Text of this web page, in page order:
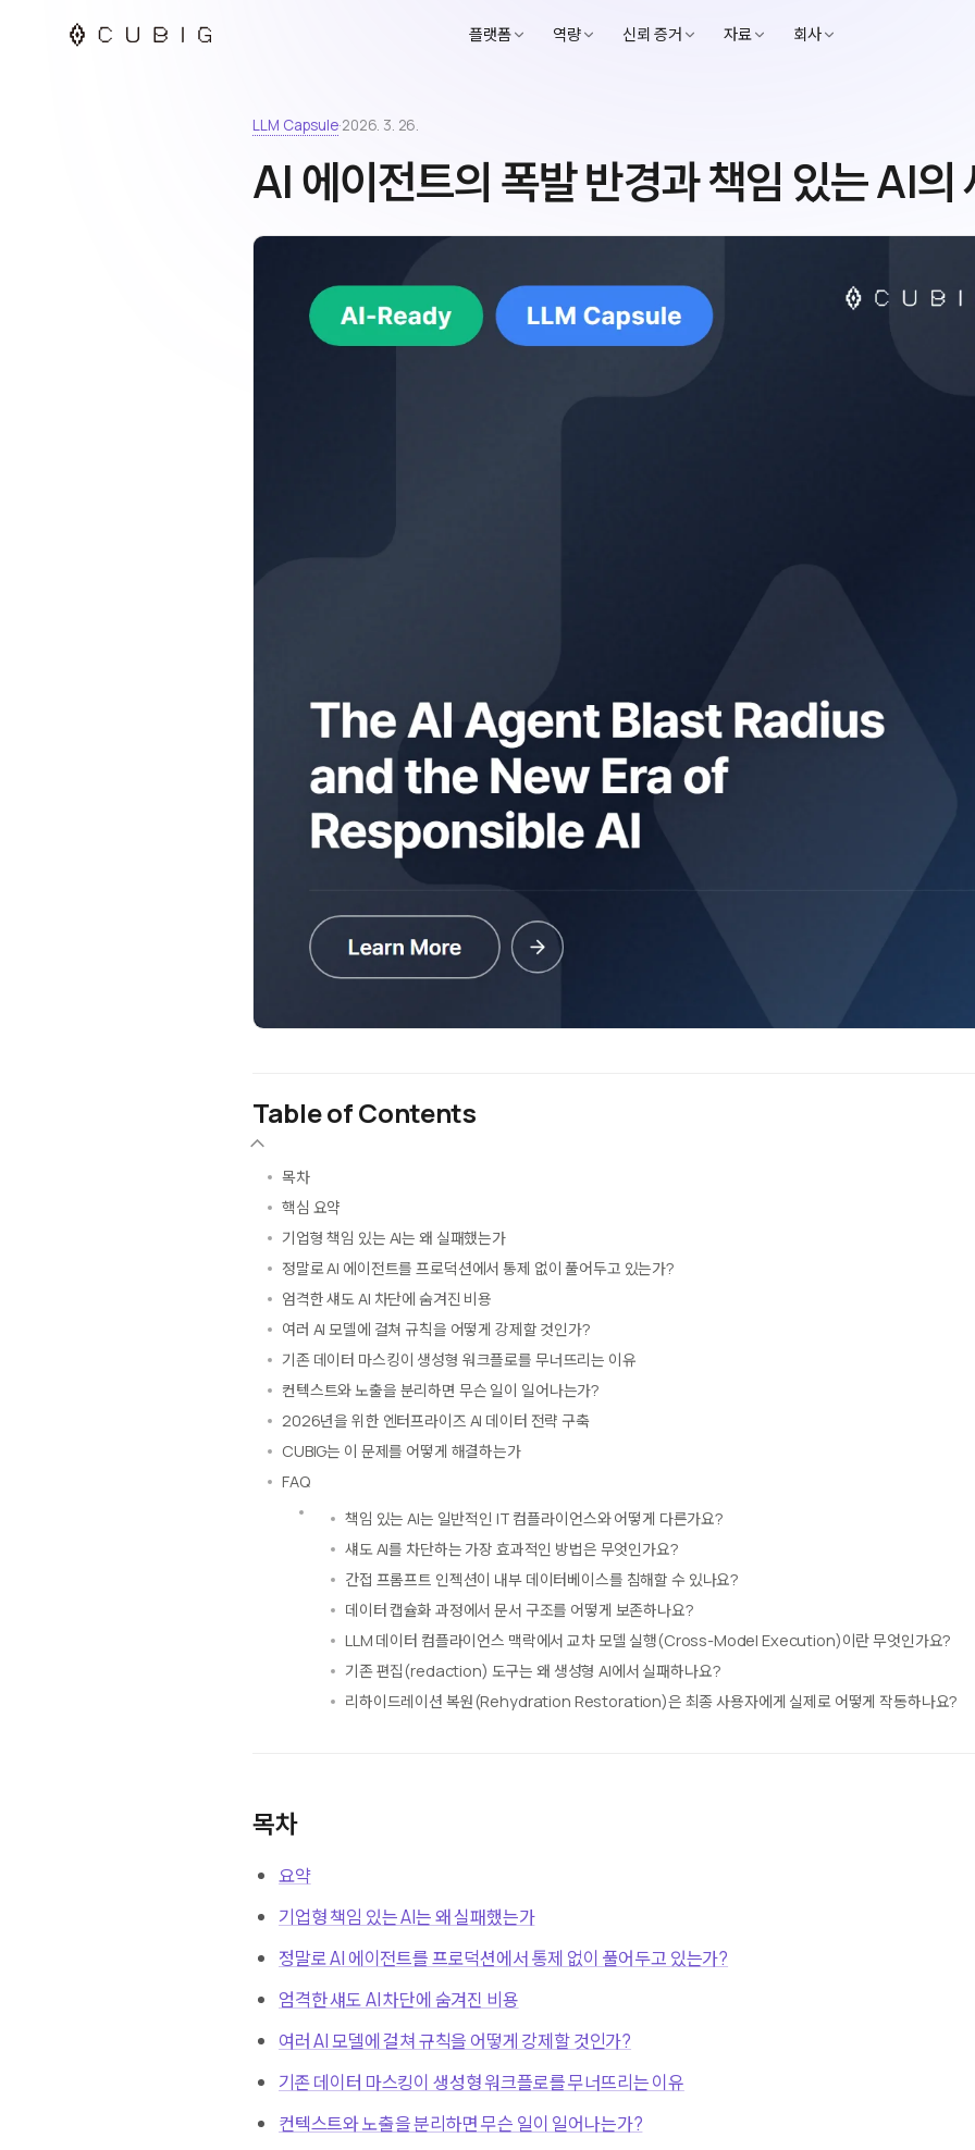
플랫폼 역량 신뢰 증거 자료 회사
LLM Capsule·2026. 3. 26.
AI 에이전트의 폭발 반경과 책임 있는 AI의
Table of Contents
목차
핵심 요약
기업형 책임 있는 AI는 왜 실패했는가
정말로 AI 에이전트를 프로덕션에서 통제 없이 풀어두고 있는가?
엄격한 섀도 AI 차단에 숨겨진 비용
여러 AI 모델에 걸쳐 규칙을 어떻게 강제할 것인가?
기존 데이터 마스킹이 생성형 워크플로를 무너뜨리는 이유
컨텍스트와 노출을 분리하면 무슨 일이 일어나는가?
2026년을 위한 엔터프라이즈 AI 데이터 전략 구축
CUBIG는 이 문제를 어떻게 해결하는가
FAQ
책임 있는 AI는 일반적인 IT 컴플라이언스와 어떻게 다른가요?
섀도 AI를 차단하는 가장 효과적인 방법은 무엇인가요?
간접 프롬프트 인젝션이 내부 데이터베이스를 침해할 수 있나요?
데이터 캡슐화 과정에서 문서 구조를 어떻게 보존하나요?
LLM 데이터 컴플라이언스 맥락에서 교차 모델 실행(Cross-Model Execution)이란 무엇인가요?
기존 편집(redaction) 도구는 왜 생성형 AI에서 실패하나요?
리하이드레이션 복원(Rehydration Restoration)은 최종 사용자에게 실제로 어떻게 작동하나요?
목차
요약
기업형 책임 있는 AI는 왜 실패했는가
정말로 AI 에이전트를 프로덕션에서 통제 없이 풀어두고 있는가?
엄격한 섀도 AI 차단에 숨겨진 비용
여러 AI 모델에 걸쳐 규칙을 어떻게 강제할 것인가?
기존 데이터 마스킹이 생성형 워크플로를 무너뜨리는 이유
컨텍스트와 노출을 분리하면 무슨 일이 일어나는가?